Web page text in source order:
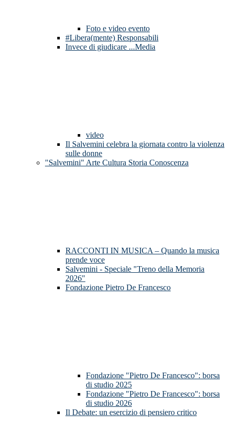
Foto e video evento
#Libera(mente) Responsabili
Invece di giudicare ...Media
video
Il Salvemini celebra la giornata contro la violenza
sulle donne
"Salvemini" Arte Cultura Storia Conoscenza
RACCONTI IN MUSICA – Quando la musica
prende voce
Salvemini - Speciale "Treno della Memoria
2026"
Fondazione Pietro De Francesco
Fondazione "Pietro De Francesco": borsa
di studio 2025
Fondazione "Pietro De Francesco": borsa
di studio 2026
Il Debate: un esercizio di pensiero critico